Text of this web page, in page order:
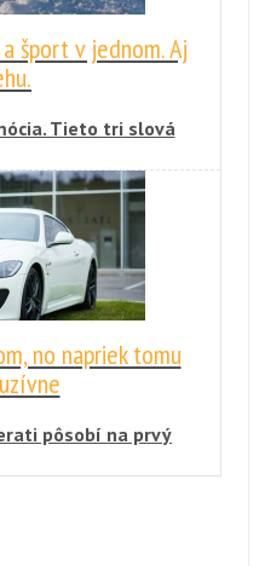
šport v jednom. Aj
Tieto tri slová
na suchu a na
tento voz aj
na snehu.
no napriek tomu
pôsobí na prvý